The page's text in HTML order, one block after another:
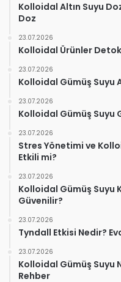
Kolloidal Altın Suyu
Doz
23.07.2026
Kolloidal Ürünler
23.07.2026
Kolloidal Gümüş Suyu
23.07.2026
Kolloidal Gümüş Suyu
23.07.2026
Stres Yönetimi ve
Etkili mi?
23.07.2026
Kolloidal Gümüş Suyu
Güvenilir?
23.07.2026
Tyndall Etkisi Nedir?
23.07.2026
Kolloidal Gümüş Suyu
Rehber